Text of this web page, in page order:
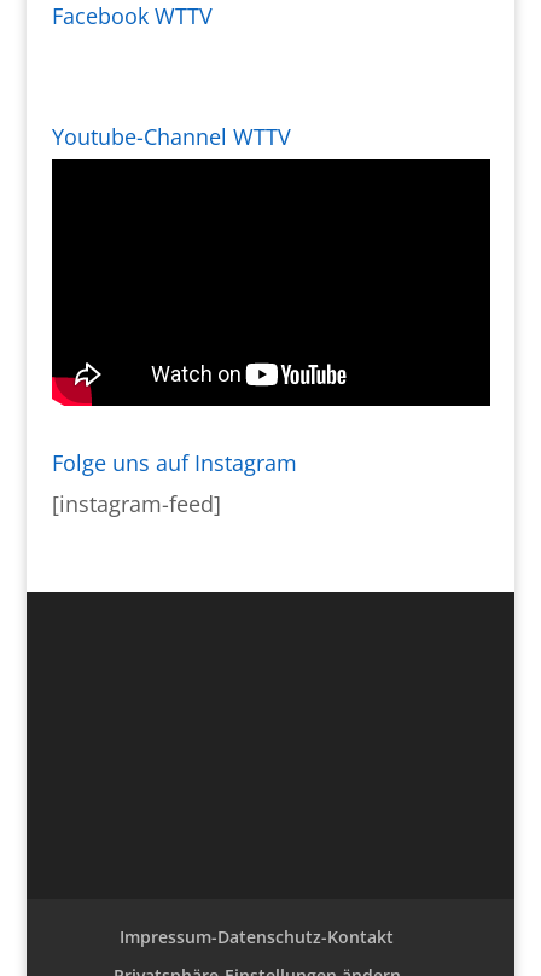
Facebook WTTV
Youtube-Channel WTTV
Folge uns auf Instagram
[instagram-feed]
Impressum-Datenschutz-Kontakt